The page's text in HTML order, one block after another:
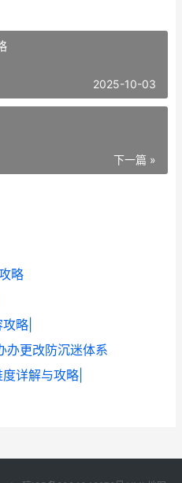
2025-10-03
下一篇 »
略
略|
办更改防沉迷体系
详解与攻略|